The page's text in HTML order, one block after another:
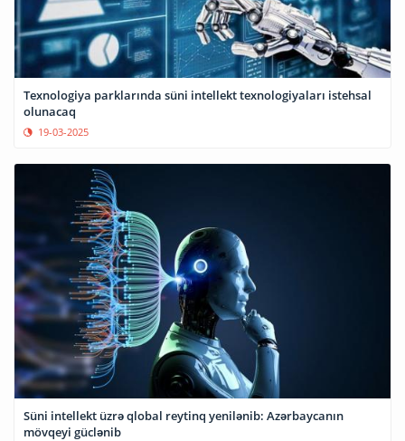
Texnologiya parklarında süni intellekt texnologiyaları istehsal
olunacaq
19-03-2025
Süni intellekt üzrə qlobal reytinq yenilənib: Azərbaycanın
mövqeyi güclənib